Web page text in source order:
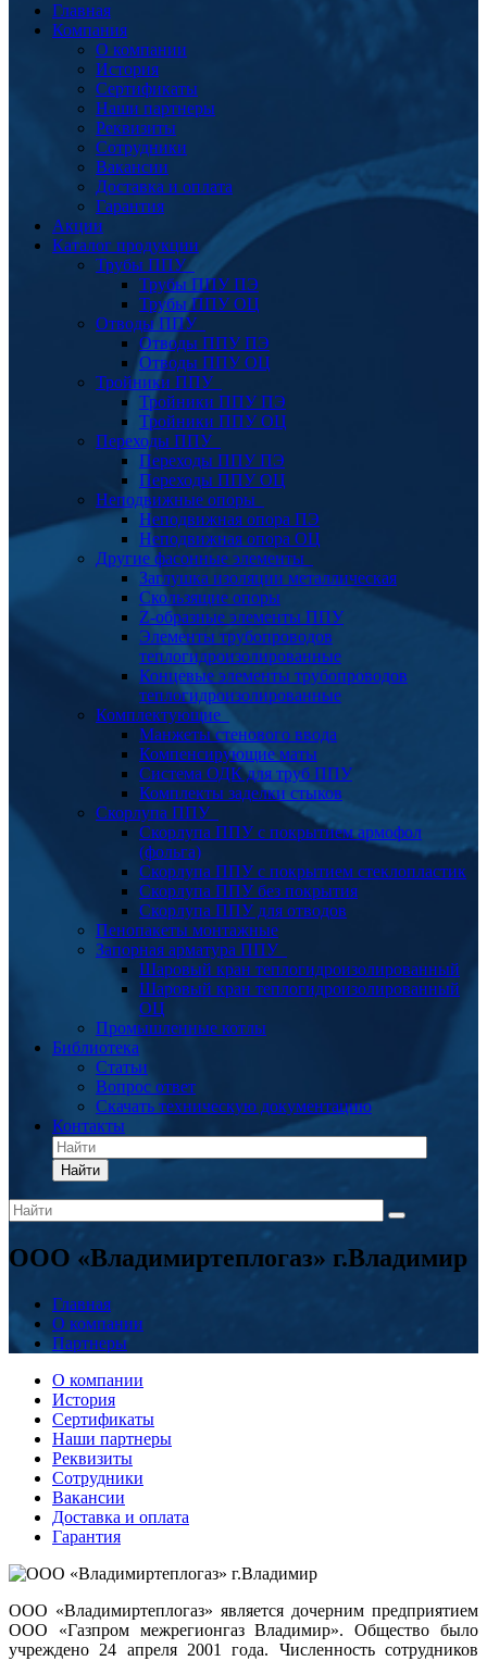
Главная
Компания
О компании
История
Сертификаты
Наши партнеры
Реквизиты
Сотрудники
Вакансии
Доставка и оплата
Гарантия
Акции
Каталог продукции
Трубы ППУ
Трубы ППУ ПЭ
Трубы ППУ ОЦ
Отводы ППУ
Отводы ППУ ПЭ
Отводы ППУ ОЦ
Тройники ППУ
Тройники ППУ ПЭ
Тройники ППУ ОЦ
Переходы ППУ
Переходы ППУ ПЭ
Переходы ППУ ОЦ
Неподвижные опоры
Неподвижная опора ПЭ
Неподвижная опора ОЦ
Другие фасонные элементы
Заглушка изоляции металлическая
Скользящие опоры
Z-образные элементы ППУ
Элементы трубопроводов
теплогидроизолированные
Концевые элементы трубопроводов
теплогидроизолированные
Комплектующие
Манжеты стенового ввода
Компенсирующие маты
Система ОДК для труб ППУ
Комплекты заделки стыков
Скорлупа ППУ
Скорлупа ППУ с покрытием армофол
(фольга)
Скорлупа ППУ с покрытием стеклопластик
Скорлупа ППУ без покрытия
Скорлупа ППУ для отводов
Пенопакеты монтажные
Запорная арматура ППУ
Шаровый кран теплогидроизолированный
Шаровый кран теплогидроизолированный
ОЦ
Промышленные котлы
Библиотека
Статьи
Вопрос ответ
Скачать техническую документацию
Контакты
Найти
ООО «Владимиртеплогаз» г.Владимир
Главная
О компании
Партнеры
О компании
История
Сертификаты
Наши партнеры
Реквизиты
Сотрудники
Вакансии
Доставка и оплата
Гарантия
ООО «Владимиртеплогаз» является дочерним предприятием
ООО «Газпром межрегионгаз Владимир». Общество было
учреждено 24 апреля 2001 года. Численность сотрудников